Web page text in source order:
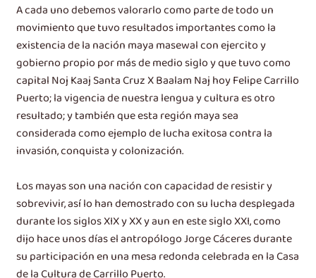
A cada uno debemos valorarlo como parte de todo un
movimiento que tuvo resultados importantes como la
existencia de la nación maya masewal con ejercito y
gobierno propio por más de medio siglo y que tuvo como
capital Noj Kaaj Santa Cruz X Baalam Naj hoy Felipe Carrillo
Puerto; la vigencia de nuestra lengua y cultura es otro
resultado; y también que esta región maya sea
considerada como ejemplo de lucha exitosa contra la
invasión, conquista y colonización.
Los mayas son una nación con capacidad de resistir y
sobrevivir, así lo han demostrado con su lucha desplegada
durante los siglos XIX y XX y aun en este siglo XXI, como
dijo hace unos días el antropólogo Jorge Cáceres durante
su participación en una mesa redonda celebrada en la Casa
de la Cultura de Carrillo Puerto.